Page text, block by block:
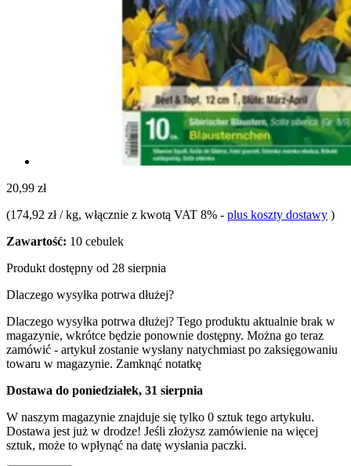
20,99 zł
(174,92 zł / kg, włącznie z kwotą VAT 8% - plus koszty dostawy )
Zawartość: 10 cebulek
Produkt dostępny od 28 sierpnia
Dlaczego wysyłka potrwa dłużej?
Dlaczego wysyłka potrwa dłużej? Tego produktu aktualnie brak w
magazynie, wkrótce będzie ponownie dostępny. Można go teraz
zamówić - artykuł zostanie wysłany natychmiast po zaksięgowaniu
towaru w magazynie. Zamknąć notatkę
Dostawa do poniedziałek, 31 sierpnia
W naszym magazynie znajduje się tylko 0 sztuk tego artykułu.
Dostawa jest już w drodze! Jeśli złożysz zamówienie na więcej
sztuk, może to wpłynąć na datę wysłania paczki.